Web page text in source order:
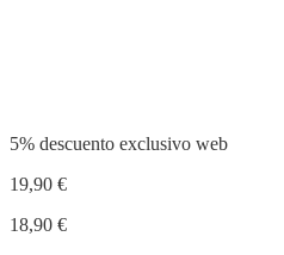
5% descuento exclusivo web
19,90 €
18,90 €